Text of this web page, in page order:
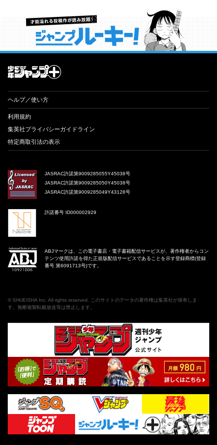
才能溢れる投稿作が読み放題！ ジャンプルーキー！
ヘルプ／使い方
利用規約
集英社プライバシーガイドライン
特定商取引法の表示
JASRAC許諾第9009285055Y45038号
JASRAC許諾第9009285050Y45038号
JASRAC許諾第9009285049Y43128号
許諾番号 ID000002929
ABJマークは、この電子書店・電子書籍配信サービスが、著作権者からコン
テンツ使用許諾を得た正規版配信サービスであることを示す登録商標(登録
番号 第6091713号)です。
© SHUEISHA Inc. All rights reserved. このサイトのデータの著作権は集英社が保有しま
す。無断複製転載放送等は禁止します。